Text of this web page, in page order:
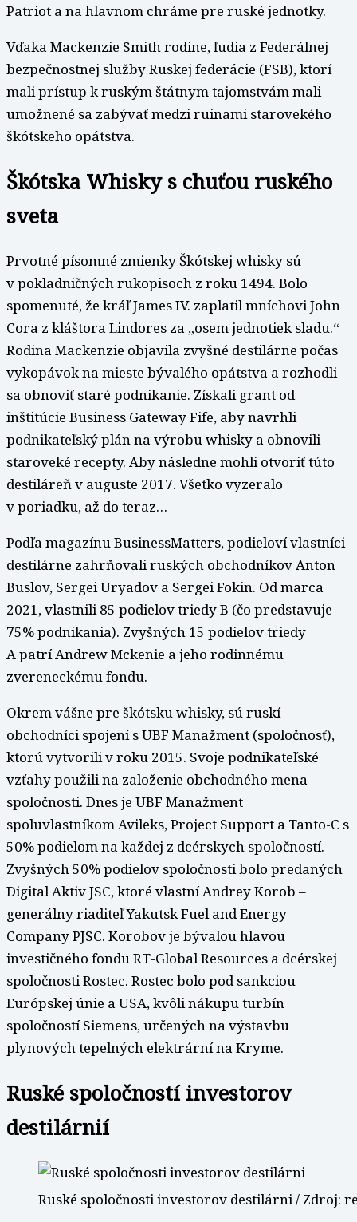
Patriot a na hlavnom chráme pre ruské jednotky.
Vďaka Mackenzie Smith rodine, ľudia z Federálnej
bezpečnostnej služby Ruskej federácie (FSB), ktorí
mali prístup k ruským štátnym tajomstvám mali
umožnené sa zabývať medzi ruinami starovekého
škótskeho opátstva.
Škótska Whisky s chuťou ruského
sveta
Prvotné písomné zmienky Škótskej whisky sú
v pokladničných rukopisoch z roku 1494. Bolo
spomenuté, že kráľ James IV. zaplatil mníchovi John
Cora z kláštora Lindores za „osem jednotiek sladu.“
Rodina Mackenzie objavila zvyšné destilárne počas
vykopávok na mieste bývalého opátstva a rozhodli
sa obnoviť staré podnikanie. Získali grant od
inštitúcie Business Gateway Fife, aby navrhli
podnikateľský plán na výrobu whisky a obnovili
staroveké recepty. Aby následne mohli otvoriť túto
destiláreň v auguste 2017. Všetko vyzeralo
v poriadku, až do teraz…
Podľa magazínu BusinessMatters, podieloví vlastníci
destilárne zahrňovali ruských obchodníkov Anton
Buslov, Sergei Uryadov a Sergei Fokin. Od marca
2021, vlastnili 85 podielov triedy B (čo predstavuje
75% podnikania). Zvyšných 15 podielov triedy
A patrí Andrew Mckenie a jeho rodinnému
zvereneckému fondu.
Okrem vášne pre škótsku whisky, sú ruskí
obchodníci spojení s UBF Manažment (spoločnosť),
ktorú vytvorili v roku 2015. Svoje podnikateľské
vzťahy použili na založenie obchodného mena
spoločnosti. Dnes je UBF Manažment
spoluvlastníkom Avileks, Project Support a Tanto-C s
50% podielom na každej z dcérskych spoločností.
Zvyšných 50% podielov spoločnosti bolo predaných
Digital Aktiv JSC, ktoré vlastní Andrey Korob –
generálny riaditeľ Yakutsk Fuel and Energy
Company PJSC. Korobov je bývalou hlavou
investičného fondu RT-Global Resources a dcérskej
spoločnosti Rostec. Rostec bolo pod sankciou
Európskej únie a USA, kvôli nákupu turbín
spoločností Siemens, určených na výstavbu
plynových tepelných elektrární na Kryme.
Ruské spoločností investorov
destilárnií
Ruské spoločnosti investorov destilárni / Zdroj: